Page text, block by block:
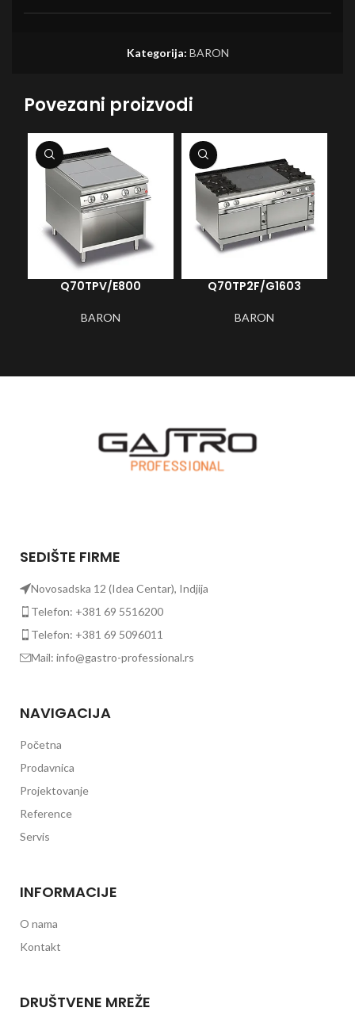
Kategorija: BARON
Povezani proizvodi
Q70TPV/E800
BARON
Q70TP2F/G1603
BARON
SEDIŠTE FIRME
Novosadska 12 (Idea Centar), Indjija
Telefon: +381 69 5516200
Telefon: +381 69 5096011
Mail: info@gastro-professional.rs
NAVIGACIJA
Početna
Prodavnica
Projektovanje
Reference
Servis
INFORMACIJE
O nama
Kontakt
DRUŠTVENE MREŽE